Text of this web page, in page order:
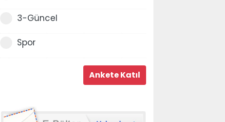
3-Güncel
Spor